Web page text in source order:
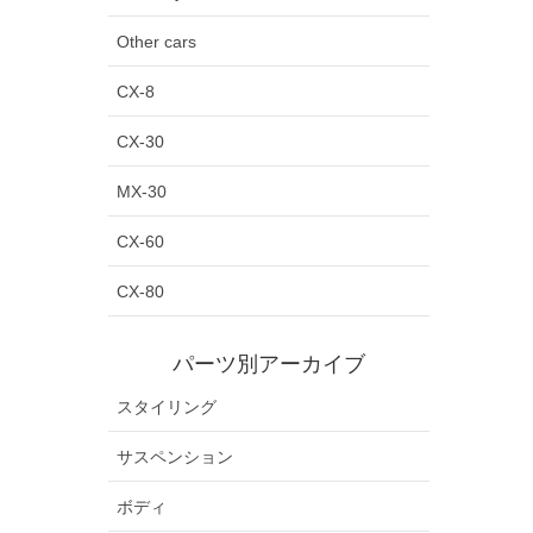
Other cars
CX-8
CX-30
MX-30
CX-60
CX-80
パーツ別アーカイブ
スタイリング
サスペンション
ボディ